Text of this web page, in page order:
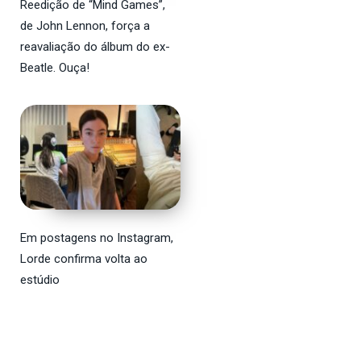
Reedição de “Mind Games”,
de John Lennon, força a
reavaliação do álbum do ex-
Beatle. Ouça!
Em postagens no Instagram,
Lorde confirma volta ao
estúdio